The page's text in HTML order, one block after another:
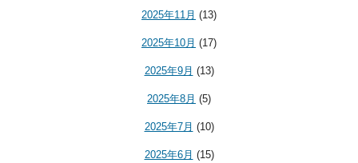
2025年11月 (13)
2025年10月 (17)
2025年9月 (13)
2025年8月 (5)
2025年7月 (10)
2025年6月 (15)